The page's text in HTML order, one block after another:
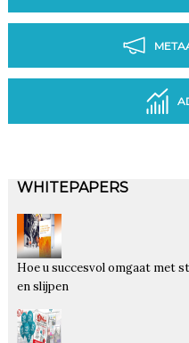
WHITEPAPERS
Hoe u succesvol omgaat met
en slijpen